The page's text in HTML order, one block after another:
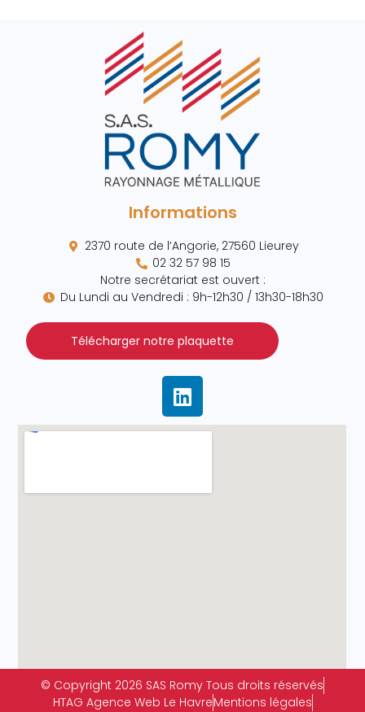
Informations
2370 route de l’Angorie, 27560 Lieurey
02 32 57 98 15
Notre secrétariat est ouvert :
Du Lundi au Vendredi : 9h-12h30 / 13h30-18h30
Télécharger notre plaquette
© Copyright 2026 SAS Romy Tous droits réservés
HTAG Agence Web Le HavreMentions légales